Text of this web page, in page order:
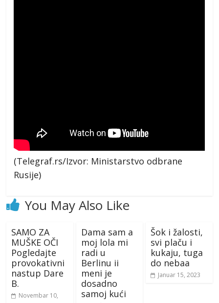
(Telegraf.rs/Izvor: Ministarstvo odbrane
Rusije)
You May Also Like
SAMO ZA
MUŠKE OČI
Pogledajte
provokativni
nastup Dare
B.
Novembar 10,
Dama sam a
moj lola mi
radi u
Berlinu ii
meni je
dosadno
samoj kući
Šok i žalosti,
svi plaču i
kukaju, tuga
do nebaa
Januar 15, 2023